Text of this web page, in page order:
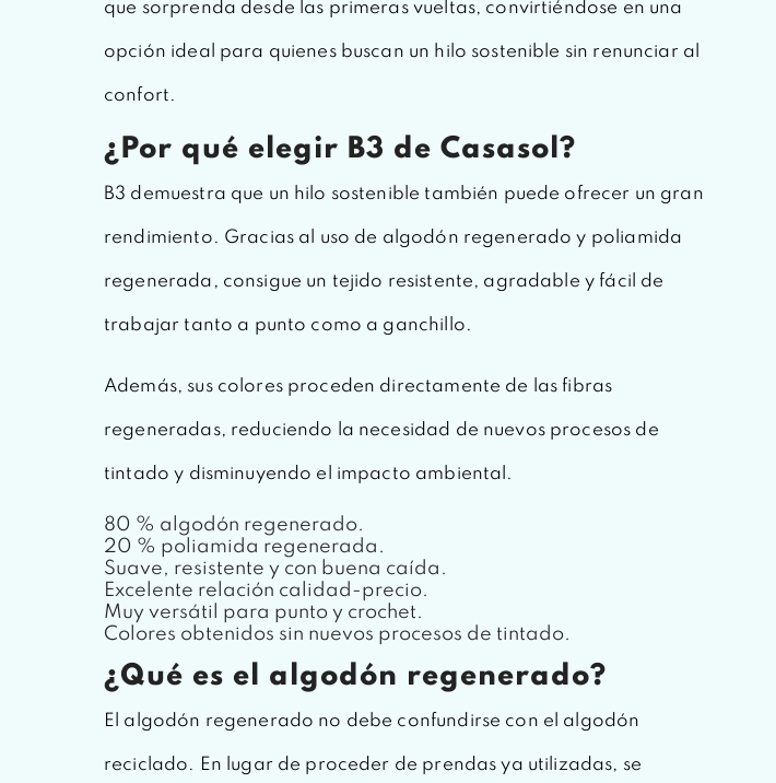
que sorprenda desde las primeras vueltas, convirtiéndose en una
opción ideal para quienes buscan un hilo sostenible sin renunciar al
confort.
¿Por qué elegir B3 de Casasol?
B3 demuestra que un hilo sostenible también puede ofrecer un gran
rendimiento. Gracias al uso de algodón regenerado y poliamida
regenerada, consigue un tejido resistente, agradable y fácil de
trabajar tanto a punto como a ganchillo.
Además, sus colores proceden directamente de las fibras
regeneradas, reduciendo la necesidad de nuevos procesos de
tintado y disminuyendo el impacto ambiental.
80 % algodón regenerado.
20 % poliamida regenerada.
Suave, resistente y con buena caída.
Excelente relación calidad-precio.
Muy versátil para punto y crochet.
Colores obtenidos sin nuevos procesos de tintado.
¿Qué es el algodón regenerado?
El algodón regenerado no debe confundirse con el algodón
reciclado. En lugar de proceder de prendas ya utilizadas, se